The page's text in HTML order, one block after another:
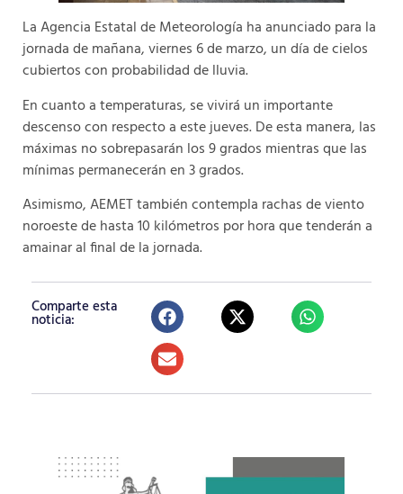
La Agencia Estatal de Meteorología ha anunciado para la
jornada de mañana, viernes 6 de marzo, un día de cielos
cubiertos con probabilidad de lluvia.
En cuanto a temperaturas, se vivirá un importante
descenso con respecto a este jueves. De esta manera, las
máximas no sobrepasarán los 9 grados mientras que las
mínimas permanecerán en 3 grados.
Asimismo, AEMET también contempla rachas de viento
noroeste de hasta 10 kilómetros por hora que tenderán a
amainar al final de la jornada.
Comparte esta
noticia: